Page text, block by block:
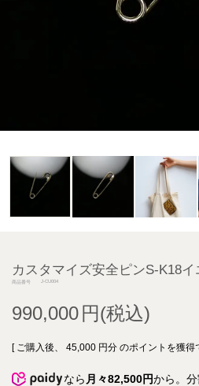
カスタマイズ安全ピンS-K18
商品番号 J-CU004
990,000
[ ご購入後、 45,000 円分 のポイントを獲得
なら 月々82,500円から。